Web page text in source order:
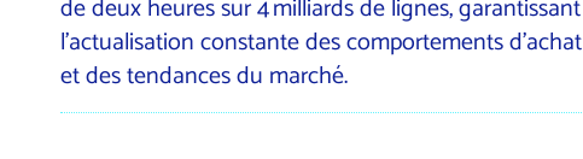
de deux heures sur 4 milliards de lignes, garantissant
l’actualisation constante des comportements d’achat
et des tendances du marché.